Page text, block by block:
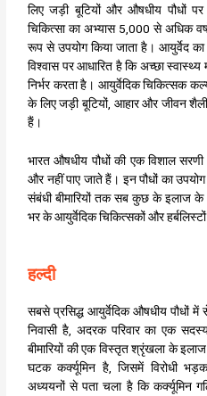
लिए जड़ी बूटियों और औषधीय पौधों
चिकित्सा का अभ्यास 5,000 से अधिक
रूप से उपयोग किया जाता है। आयुर्वेद
विश्वास पर आधारित है कि अच्छा
निर्भर करता है। आयुर्वेदिक चिकित्सक
के लिए जड़ी बूटियों, आहार और जीवन
हैं।
भारत औषधीय पौधों की एक विशाल
और नहीं पाए जाते हैं। इन पौधों का
संबंधी बीमारियों तक सब कुछ के इलाज के
भर के आयुर्वेदिक चिकित्सकों और हर्बलिस्टों
हल्दी
सबसे प्रसिद्ध आयुर्वेदिक औषधीय पौधों
निवासी है, अदरक परिवार का एक
बीमारियों की एक विस्तृत श्रृंखला के
घटक कर्क्यूमिन है, जिसमें विरोधी
अध्ययनों से पता चला है कि कर्क्यूमिन